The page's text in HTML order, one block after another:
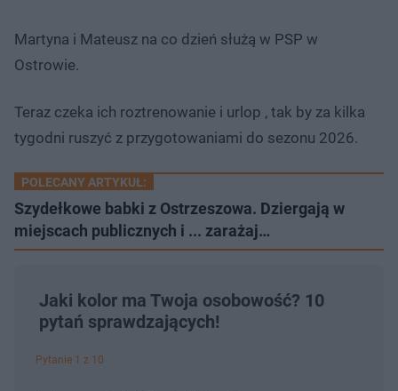
Martyna i Mateusz na co dzień służą w PSP w
Ostrowie.
Teraz czeka ich roztrenowanie i urlop , tak by za kilka
tygodni ruszyć z przygotowaniami do sezonu 2026.
POLECANY ARTYKUŁ:
Szydełkowe babki z Ostrzeszowa. Dziergają w
miejscach publicznych i ... zarażaj…
Jaki kolor ma Twoja osobowość? 10
pytań sprawdzających!
Pytanie 1 z 10